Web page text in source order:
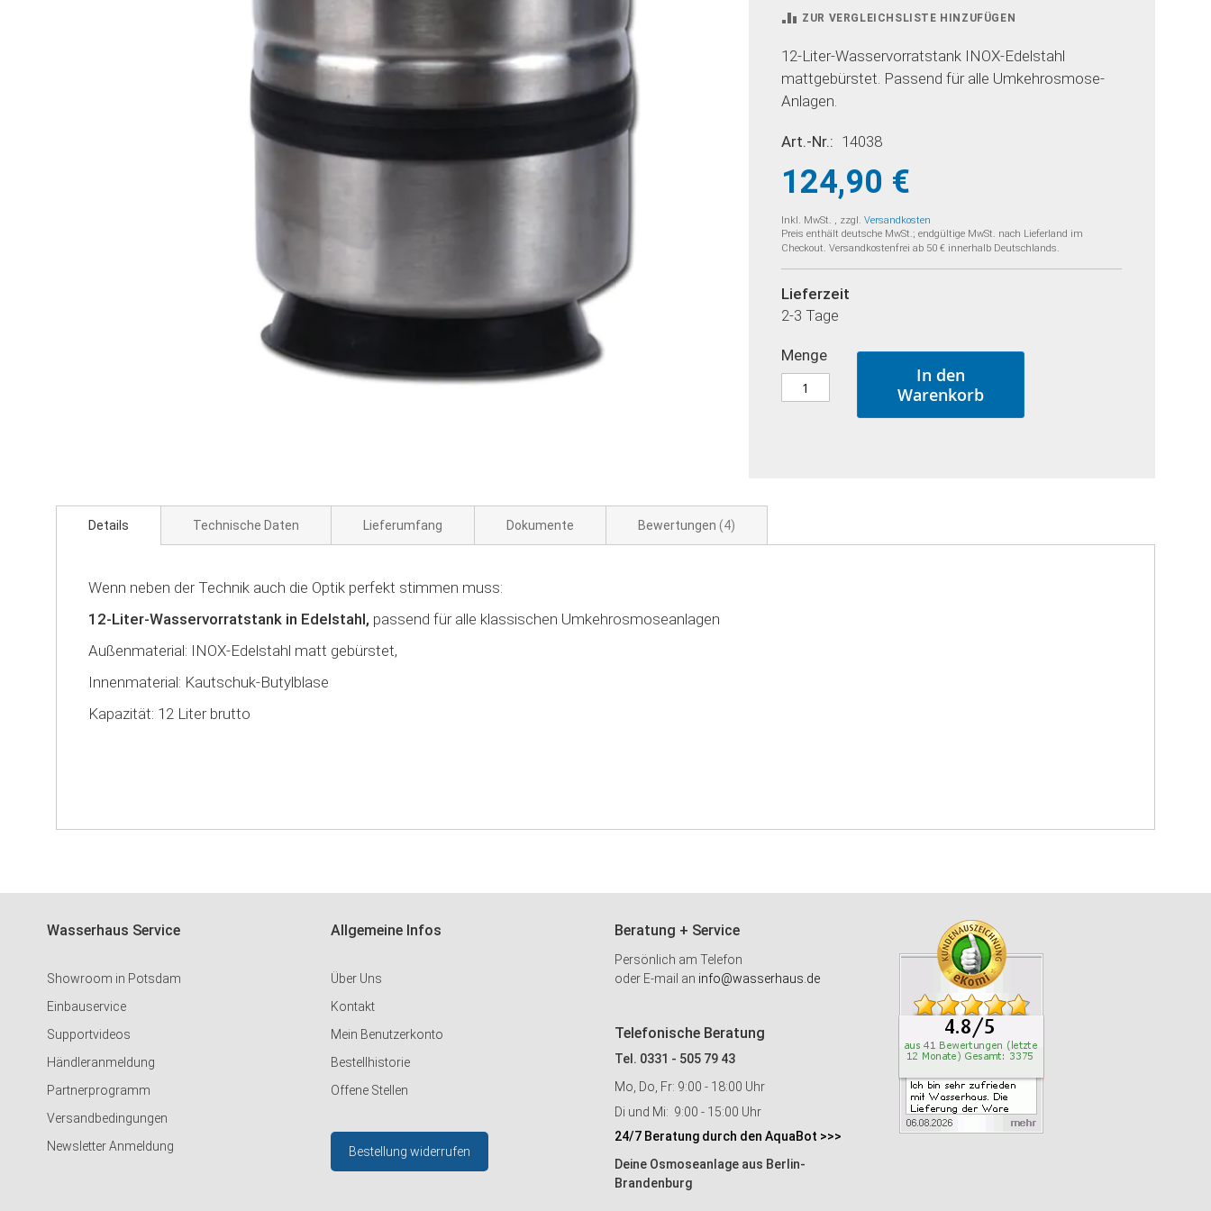
springen
ZUR VERGLEICHSLISTE HINZUFÜGEN
12-Liter-Wasservorratstank INOX-Edelstahl
mattgebürstet. Passend für alle Umkehrosmose-
Anlagen.
Art.-Nr. 14038
124,90 €
Inkl. MwSt. , zzgl.Versandkosten
Preis enthält deutsche MwSt.; endgültige MwSt. nach Lieferland im
Checkout. Versandkostenfrei ab 50 € innerhalb Deutschlands.
Lieferzeit
2-3 Tage
Menge
In den
Warenkorb
Details Technische Daten Lieferumfang Dokumente Bewertungen 4
Wenn neben der Technik auch die Optik perfekt stimmen muss:
12-Liter-Wasservorratstank in Edelstahl, passend für alle klassischen Umkehrosmoseanlagen
Außenmaterial: INOX-Edelstahl matt gebürstet,
Innenmaterial: Kautschuk-Butylblase
Kapazität: 12 Liter brutto
Wasserhaus Service
Showroom in Potsdam
Einbauservice
Supportvideos
Händleranmeldung
Partnerprogramm
Versandbedingungen
Newsletter Anmeldung
Allgemeine Infos
Über Uns
Kontakt
Mein Benutzerkonto
Bestellhistorie
Offene Stellen
Bestellung widerrufen
Beratung + Service
Persönlich am Telefon
oder E-mail an info@wasserhaus.de
Telefonische Beratung
Tel. 0331 - 505 79 43
Mo, Do, Fr: 9:00 - 18:00 Uhr
Di und Mi: 9:00 - 15:00 Uhr
24/7 Beratung durch den AquaBot >>>
Deine Osmoseanlage aus Berlin-
Brandenburg